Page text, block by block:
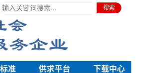
搜索
准 供求平台 下载中心